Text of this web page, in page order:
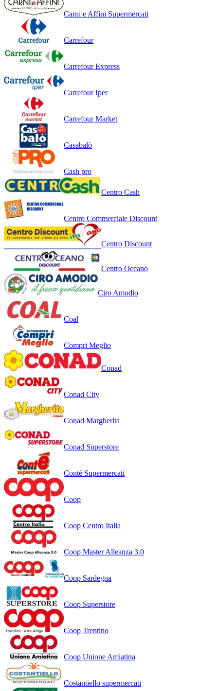
Carni e Affini Supermercati
Carrefour
Carrefour Express
Carrefour Iper
Carrefour Market
Casabalò
Cash pro
Centro Cash
Centro Commerciale Discount
Centro Discount
Centro Oceano
Ciro Amodio
Coal
Compri Meglio
Conad
Conad City
Conad Margherita
Conad Superstore
Conté Supermercati
Coop
Coop Centro Italia
Coop Master Alleanza 3.0
Coop Sardegna
Coop Superstore
Coop Trentino
Coop Unione Amiatina
Costantiello supermercati